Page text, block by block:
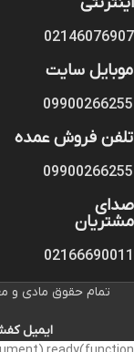
02146076907
موبایل سایت
09900266255
تلفن فروش عمده
09900266255
صدای
مشتریان
02166690011
تمام حقوق مادی
ایمیل